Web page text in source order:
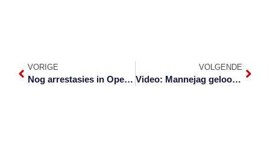
VORIGE
Nog arrestasies in Operasie ‘Blood Orange’
VOLGENDE
Video: Mannejag geloods na 30 verdagtes Dwarsloop Mall beroof